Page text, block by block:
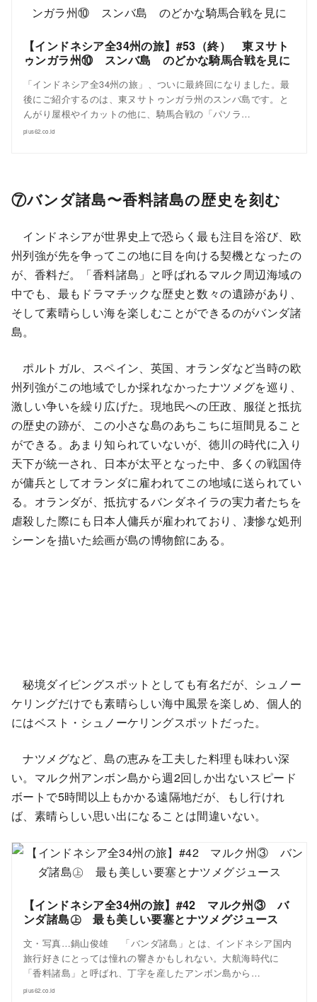
【インドネシア全34州の旅】#53（終） 東ヌサト
ゥンガラ州⑩ スンバ島 のどかな騎馬合戦を見に
「インドネシア全34州の旅」、ついに最終回になりました。最
後にご紹介するのは、東ヌサトゥンガラ州のスンバ島です。と
んがり屋根やイカットの他に、騎馬合戦の「パソラ…
plus62.co.id
⑦バンダ諸島〜香料諸島の歴史を刻む
インドネシアが世界史上で恐らく最も注目を浴び、欧
州列強が先を争ってこの地に目を向ける契機となったの
が、香料だ。「香料諸島」と呼ばれるマルク周辺海域の
中でも、最もドラマチックな歴史と数々の遺跡があり、
そして素晴らしい海を楽しむことができるのがバンダ諸
島。
ポルトガル、スペイン、英国、オランダなど当時の欧
州列強がこの地域でしか採れなかったナツメグを巡り、
激しい争いを繰り広げた。現地民への圧政、服従と抵抗
の歴史の跡が、この小さな島のあちこちに垣間見ること
ができる。あまり知られていないが、徳川の時代に入り
天下が統一され、日本が太平となった中、多くの戦国侍
が傭兵としてオランダに雇われてこの地域に送られてい
る。オランダが、抵抗するバンダネイラの実力者たちを
虐殺した際にも日本人傭兵が雇われており、凄惨な処刑
シーンを描いた絵画が島の博物館にある。
秘境ダイビングスポットとしても有名だが、シュノー
ケリングだけでも素晴らしい海中風景を楽しめ、個人的
にはベスト・シュノーケリングスポットだった。
ナツメグなど、島の恵みを工夫した料理も味わい深
い。マルク州アンボン島から週2回しか出ないスピード
ボートで5時間以上もかかる遠隔地だが、もし行けれ
ば、素晴らしい思い出になることは間違いない。
【インドネシア全34州の旅】#42 マルク州③ バ
ンダ諸島㊤ 最も美しい要塞とナツメグジュース
文・写真…鍋山俊雄 「バンダ諸島」とは、インドネシア国内
旅行好きにとっては憧れの響きかもしれない。大航海時代に
「香料諸島」と呼ばれ、丁字を産したアンボン島から…
plus62.co.id